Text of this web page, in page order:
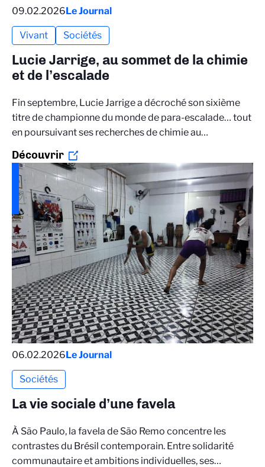
09.02.2026Le Journal
Vivant Sociétés
Lucie Jarrige, au sommet de la chimie
et de l’escalade
Fin septembre, Lucie Jarrige a décroché son sixième
titre de championne du monde de para-escalade… tout
en poursuivant ses recherches de chimie au…
Découvrir
06.02.2026Le Journal
Sociétés
La vie sociale d’une favela
À São Paulo, la favela de São Remo concentre les
contrastes du Brésil contemporain. Entre solidarité
communautaire et ambitions individuelles, ses…